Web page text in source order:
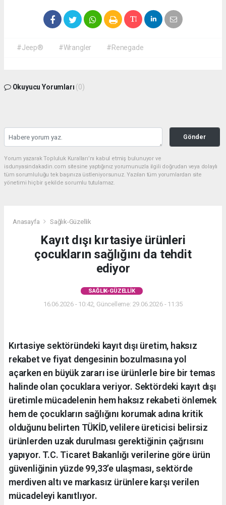
#Jeep® #Wrangler #Renegade
Okuyucu Yorumları (0)
Gönder
Yorum yazarak Topluluk Kuralları’nı kabul etmiş bulunuyor ve
isdunyasindakadin.com sitesine yaptığınız yorumunuzla ilgili doğrudan veya dolaylı
tüm sorumluluğu tek başınıza üstleniyorsunuz. Yazılan tüm yorumlardan site
yönetimi hiçbir şekilde sorumlu tutulamaz.
Anasayfa Sağlık-Güzellik
Kayıt dışı kırtasiye ürünleri
çocukların sağlığını da tehdit
ediyor
SAĞLIK-GÜZELLIK
16.06.2026 - 10:42, Güncelleme: 29.06.2026 - 11:35
Kırtasiye sektöründeki kayıt dışı üretim, haksız
rekabet ve fiyat dengesinin bozulmasına yol
açarken en büyük zararı ise ürünlerle bire bir temas
halinde olan çocuklara veriyor. Sektördeki kayıt dışı
üretimle mücadelenin hem haksız rekabeti önlemek
hem de çocukların sağlığını korumak adına kritik
olduğunu belirten TÜKİD, velilere üreticisi belirsiz
ürünlerden uzak durulması gerektiğinin çağrısını
yapıyor. T.C. Ticaret Bakanlığı verilerine göre ürün
güvenliğinin yüzde 99,33’e ulaşması, sektörde
merdiven altı ve markasız ürünlere karşı verilen
mücadeleyi kanıtlıyor.